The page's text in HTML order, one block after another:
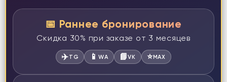
📅 Раннее бронирование
Скидка 30% при заказе от 3 месяцев
✈️TG 📱WA 📘VK ⭐MAX